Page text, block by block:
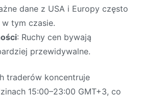
dane z USA i Europy często
tym czasie.
: Ruchy cen bywają
przewidywalne.
traderów koncentruje
15:00–23:00 GMT+3, co